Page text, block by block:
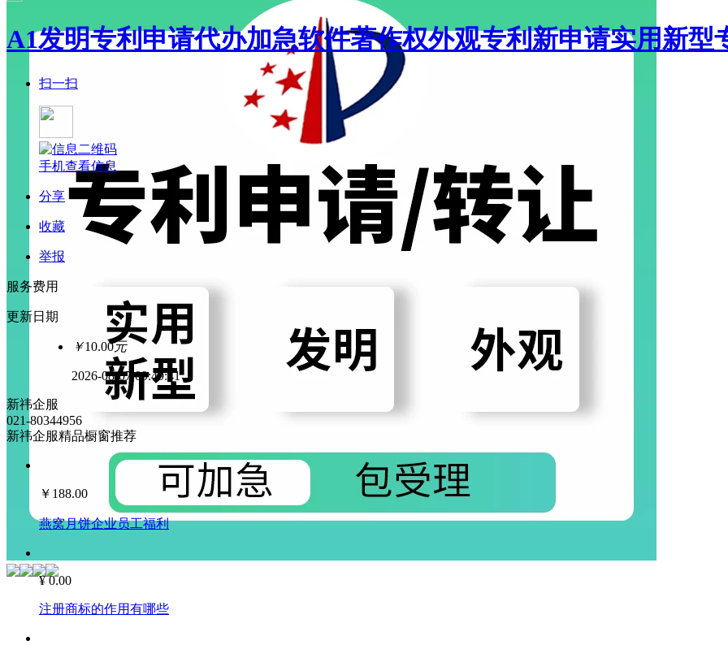
A1发明专利申请代办加急软件著作权外观专利新申请实用新型
扫一扫
手机查看信息
分享
收藏
举报
服务费用
更新日期
￥10.00元
2026-08-07 09:49:41
新祎企服
021-80344956
新祎企服精品橱窗推荐
￥ 188.00
燕窝月饼企业员工福利
¥ 0.00
注册商标的作用有哪些